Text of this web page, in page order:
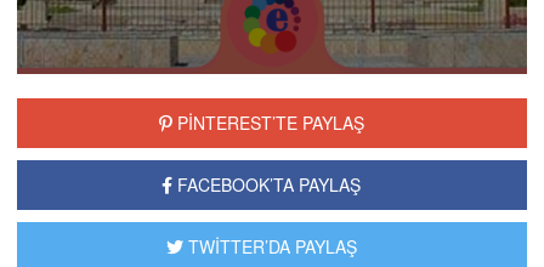
PİNTEREST’TE PAYLAŞ
FACEBOOK’TA PAYLAŞ
TWİTTER’DA PAYLAŞ